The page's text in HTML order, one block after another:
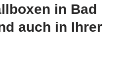
in Bad
auch in Ihrer